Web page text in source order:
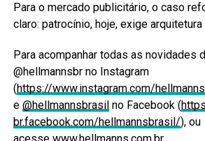
Para o mercado publicitário, o caso
claro: patrocínio, hoje, exige
Para acompanhar todas as novidades
@hellmannsbr no Instagram
(https://www.instagram.com/
e @hellmannsbrasil no Facebook (
br.facebook.com/hellmannsbrasil/), ou